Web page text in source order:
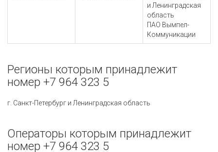
и Ленинградская
область
ПАО Вымпел-
Коммуникации
Регионы которым принадлежит
номер +7 964 323 5
г. Санкт-Петербург и Ленинградская область
Операторы которым принадлежит
номер +7 964 323 5